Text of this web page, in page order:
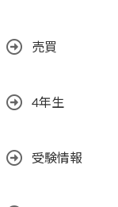
売買
4年生
受験情報